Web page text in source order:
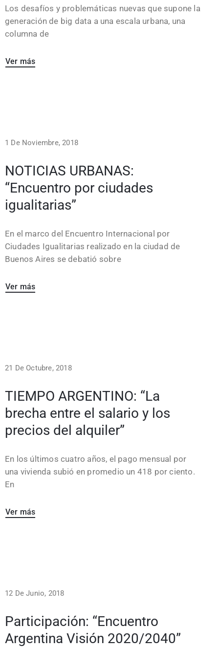
Los desafíos y problemáticas nuevas que supone la
generación de big data a una escala urbana, una
columna de
Ver más
1 De Noviembre, 2018
NOTICIAS URBANAS:
“Encuentro por ciudades
igualitarias”
En el marco del Encuentro Internacional por
Ciudades Igualitarias realizado en la ciudad de
Buenos Aires se debatió sobre
Ver más
21 De Octubre, 2018
TIEMPO ARGENTINO: “La
brecha entre el salario y los
precios del alquiler”
En los últimos cuatro años, el pago mensual por
una vivienda subió en promedio un 418 por ciento.
En
Ver más
12 De Junio, 2018
Participación: “Encuentro
Argentina Visión 2020/2040”